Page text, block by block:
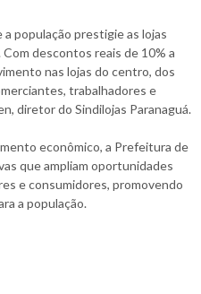
população prestigie as lojas
descontos reais de 10% a
nas lojas do centro, dos
trabalhadores e
diretor do Sindilojas Paranaguá.
econômico, a Prefeitura de
que ampliam oportunidades
e consumidores, promovendo
a população.